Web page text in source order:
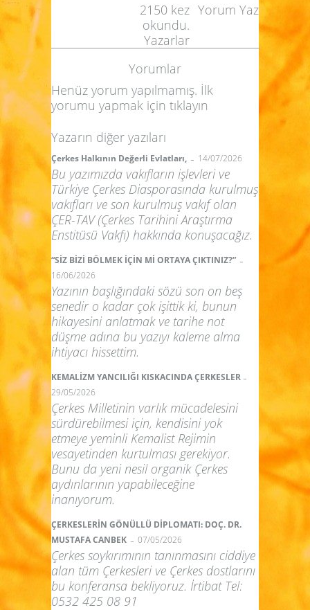
Yorum Yaz
2150 kez
okundu.
Yazarlar
Yorumlar
Henüz yorum yapılmamış. İlk
yorumu yapmak için tıklayın
Yazarın diğer yazıları
Çerkes Halkının Değerli Evlatları, - 14/07/2026
Bu yazımızda vakıfların işlevleri ve
Türkiye Çerkes Diasporasında kurulmuş
vakıfları ve son kurulmuş vakıf olan
ÇER-TAV (Çerkes Tarihini Araştırma
Enstitüsü Vakfı) hakkında konuşacağız.
“SİZ BİZİ BÖLMEK İÇİN Mİ ORTAYA ÇIKTINIZ?” -
16/06/2026
Yazının başlığındaki sözü son on beş
senedir o kadar çok işittik ki, bunun
hikayesini anlatmak ve tarihe not
düşme adına bu yazıyı kaleme alma
ihtiyacı hissettim.
KEMALİZM YANCILIĞI KISKACINDA ÇERKESLER -
29/05/2026
Çerkes Milletinin varlık mücadelesini
sürdürebilmesi için, kendisini yok
etmeye yeminli Kemalist Rejimin
vesayetinden kurtulması gerekiyor.
Bunu da yeni nesil organik Çerkes
aydınlarının yapabileceğine
inanıyorum.
ÇERKESLERİN GÖNÜLLÜ DİPLOMATI: DOÇ. DR.
MUSTAFA CANBEK - 07/05/2026
Çerkes soykırımının tanınmasını ciddiye
alan tüm Çerkesleri ve Çerkes dostlarını
bu konferansa bekliyoruz. İrtibat Tel:
0532 425 08 91